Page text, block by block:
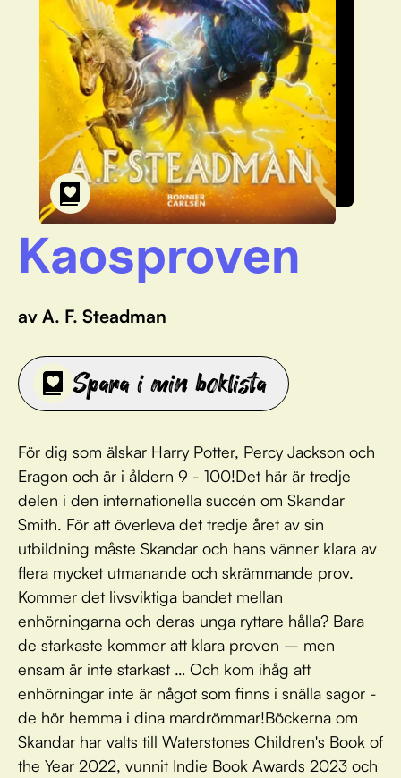
Kaosproven
av A. F. Steadman
Spara i min boklista
För dig som älskar Harry Potter, Percy Jackson och
Eragon och är i åldern 9 - 100!Det här är tredje
delen i den internationella succén om Skandar
Smith. För att överleva det tredje året av sin
utbildning måste Skandar och hans vänner klara av
flera mycket utmanande och skrämmande prov.
Kommer det livsviktiga bandet mellan
enhörningarna och deras unga ryttare hålla? Bara
de starkaste kommer att klara proven – men
ensam är inte starkast … Och kom ihåg att
enhörningar inte är något som finns i snälla sagor -
de hör hemma i dina mardrömmar!Böckerna om
Skandar har valts till Waterstones Children's Book of
the Year 2022, vunnit Indie Book Awards 2023 och